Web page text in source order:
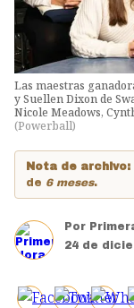
Las maestras
y Suellen Dixon de
Nicole Meadows,
(Powerball)
Nota de archivo:
de 6 meses.
Por
24 de